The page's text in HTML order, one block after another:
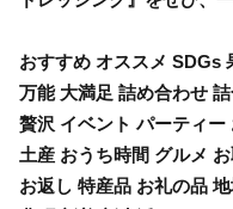
おすすめ オススメ SDGs
万能 大満足 詰め合わせ
贅沢 イベント パーティ
土産 おうち時間 グルメ
お返し 特産品 お礼の品